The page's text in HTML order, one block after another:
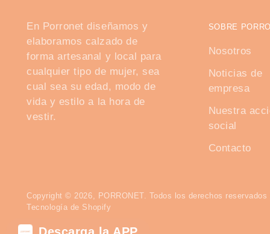
En Porronet diseñamos y
elaboramos calzado de
forma artesanal y local para
cualquier tipo de mujer, sea
cual sea su edad, modo de
vida y estilo a la hora de
vestir.
SOBRE
Nosotros
Noticias de
empresa
Nuestra
social
Contacto
Copyright © 2026, PORRONET. Todos los derechos
Tecnología de Shopify